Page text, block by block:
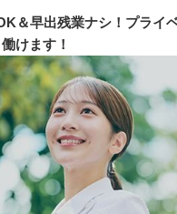
＆早出残業ナシ！プライ
けます！